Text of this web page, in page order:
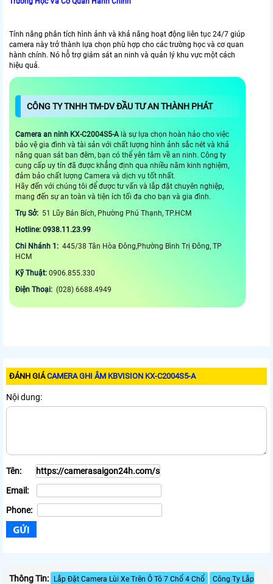
Tính năng phân tích hình ảnh và khả năng hoạt động liên tục 24/7 giúp
camera này trở thành lựa chọn phù hợp cho các trường học và cơ quan
hành chính. Nó hỗ trợ giám sát an ninh và quản lý khu vực một cách
hiệu quả.
CÔNG TY TNHH TM-DV ĐẦU TƯ AN THÀNH PHÁT
Camera an ninh KX-C2004S5-Alà sự lựa chọn hoàn hảo cho việc
bảo vệ gia đình và tài sản với chất lượng hình ảnh sắc nét và khả
năng quan sát ban đêm, bạn có thể yên tâm về an ninh. Công ty
cung cấp uy tín đã được khẳng định qua nhiều năm kinh nghiệm,
đảm bảo chất lượng Camera và dịch vụ tốt nhất.
Hãy đến với chúng tôi để được tư vấn và lắp đặt chuyên nghiệp,
mang đến sự an toàn và tiện ích tối đa cho bạn và gia đình.
Trụ Sở: 51 Lũy Bán Bích, Phường Phú Thạnh, TP.HCM
Hotline: 0938.11.23.99
Chi Nhánh 1: 445/38 Tân Hòa Đông,Phường Bình Trị Đông, TP
HCM
Kỹ Thuật: 0906.855.330
Điện Thoại: (028) 6688.4949
ĐÁNH GIÁCAMERA GHI ÂM KBVISION KX-C2004S5-A
Nội dung:
Tên:
Email:
Phone:
Thông Tin: Lắp Đặt Camera Lùi Xe Trên Ô Tô 7 Chổ 4 Chổ
Công Ty Lắp